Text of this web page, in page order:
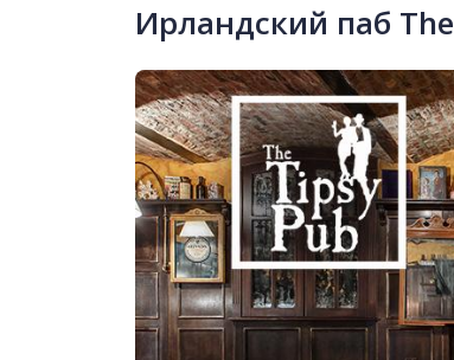
Ирландский паб